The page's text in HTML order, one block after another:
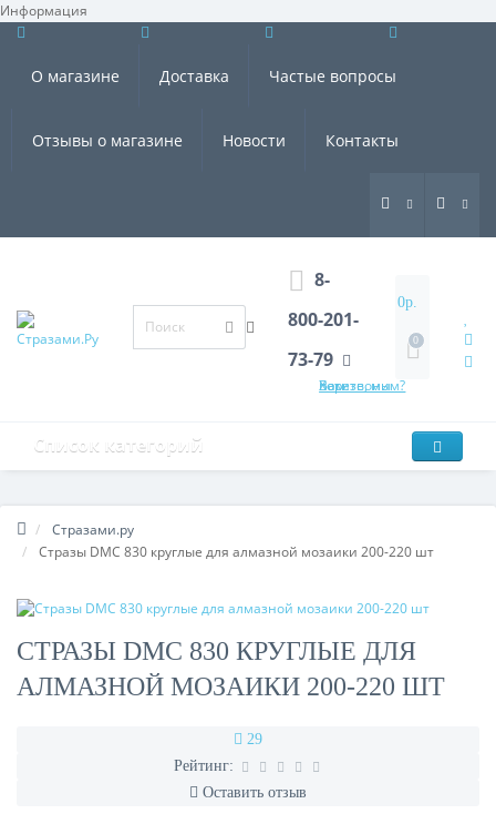
Информация ×
О магазине Доставка Частые вопросы
Отзывы о магазине Новости Контакты
8-
800-201-
73-79
Хотите, мы Вам перезвоним?
0р.
0
Список категорий
Стразами.ру
Стразы DMC 830 круглые для алмазной мозаики 200-220 шт
СТРАЗЫ DMC 830 КРУГЛЫЕ ДЛЯ
АЛМАЗНОЙ МОЗАИКИ 200-220 ШТ
29
Рейтинг:
Оставить отзыв